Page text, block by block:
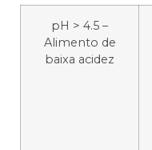
pH > 4.5 –
Alimento de
baixa acidez